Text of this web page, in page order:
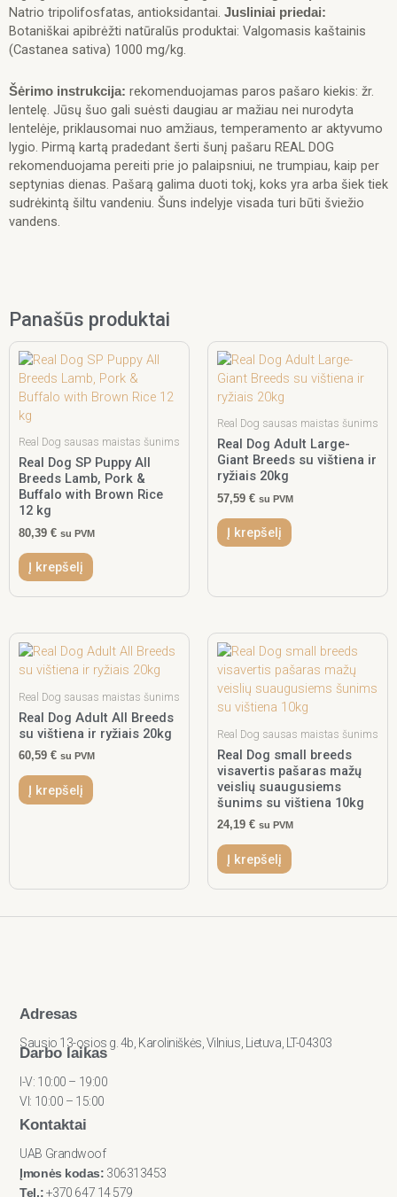
Natrio tripolifosfatas, antioksidantai. Jusliniai priedai:
Botaniškai apibrėžti natūralūs produktai: Valgomasis kaštainis
(Castanea sativa) 1000 mg/kg.
Šėrimo instrukcija: rekomenduojamas paros pašaro kiekis: žr.
lentelę. Jūsų šuo gali suėsti daugiau ar mažiau nei nurodyta
lentelėje, priklausomai nuo amžiaus, temperamento ar aktyvumo
lygio. Pirmą kartą pradedant šerti šunį pašaru REAL DOG
rekomenduojama pereiti prie jo palaipsniui, ne trumpiau, kaip per
septynias dienas. Pašarą galima duoti tokį, koks yra arba šiek tiek
sudrėkintą šiltu vandeniu. Šuns indelyje visada turi būti šviežio
vandens.
Panašūs produktai
Real Dog sausas maistas šunims
Real Dog SP Puppy All
Breeds Lamb, Pork &
Buffalo with Brown Rice
12 kg
80,39 € su PVM
Į krepšelį
Real Dog sausas maistas šunims
Real Dog Adult Large-
Giant Breeds su vištiena ir
ryžiais 20kg
57,59 € su PVM
Į krepšelį
Real Dog sausas maistas šunims
Real Dog Adult All Breeds
su vištiena ir ryžiais 20kg
60,59 € su PVM
Į krepšelį
Real Dog sausas maistas šunims
Real Dog small breeds
visavertis pašaras mažų
veislių suaugusiems
šunims su vištiena 10kg
24,19 € su PVM
Į krepšelį
Adresas
Sausio 13-osios g. 4b, Karoliniškės, Vilnius, Lietuva, LT-04303
Darbo laikas
I-V: 10:00 – 19:00
VI: 10:00 – 15:00
Kontaktai
UAB Grandwoof
Įmonės kodas: 306313453
Tel.:+370 647 14 579